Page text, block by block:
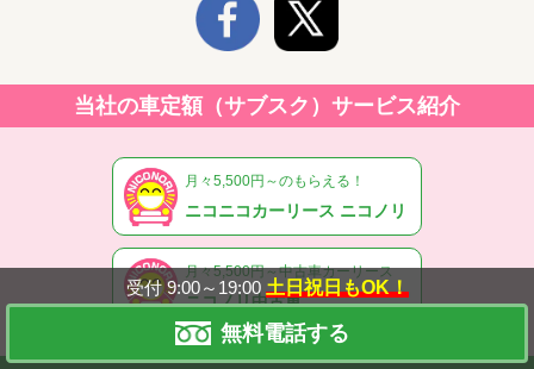
受付 9:00～19:00 土日祝日もOK！
無料電話する
当社の車定額（サブスク）サービス紹介
月々5,500円～のもらえる！
ニコニコカーリース ニコノリ
月々5,500円～中古車カーリース
ニコノリ中古車